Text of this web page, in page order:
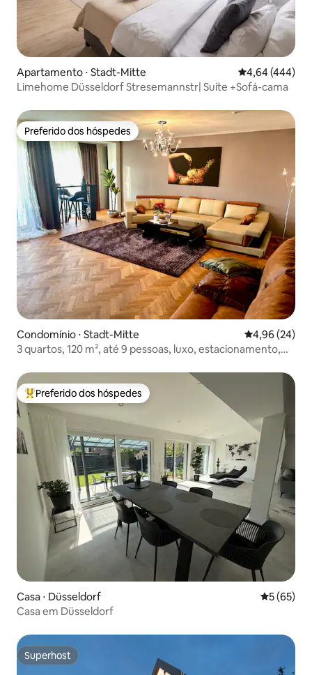
Apartamento ⋅ Stadt-Mitte 4,64 de uma
4,64 (444)
Limehome Düsseldorf Stresemannstr| Suíte +Sofá-cama
Preferido dos hóspedes
Preferido dos hóspedes
Condomínio ⋅ Stadt-Mitte 4,96 de uma
4,96 (24)
3 quartos, 120 m², até 9 pessoas, luxo, estacionamento,
Entre os melhores preferidos dos hóspedes
Preferido dos hóspedes
Casa ⋅ Düsseldorf 5 de uma
5 (65)
Casa em Düsseldorf
Superhost
Superhost